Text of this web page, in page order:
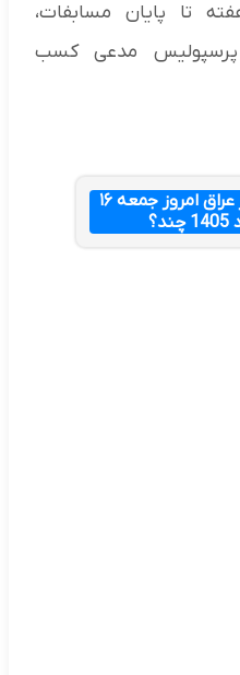
لیگ در فاصله ۸ هفته تا پایان مسابفات،
پرسپولیس مدعی کسب
قیمت دینار عراق امروز جمعه ۱۶